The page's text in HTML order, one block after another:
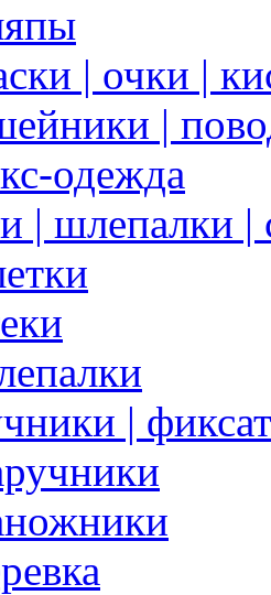
| очки |
|
одежда
| шлепалки |
|